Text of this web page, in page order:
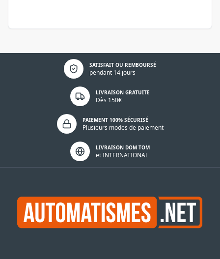
SATISFAIT OU REMBOURSÉ
pendant 14 jours
Politique de confidentialité
LIVRAISON GRATUITE
Dès 150€
PAIEMENT 100% SÉCURISÉ
Plusieurs modes de paiement
LIVRAISON DOM TOM
et INTERNATIONAL